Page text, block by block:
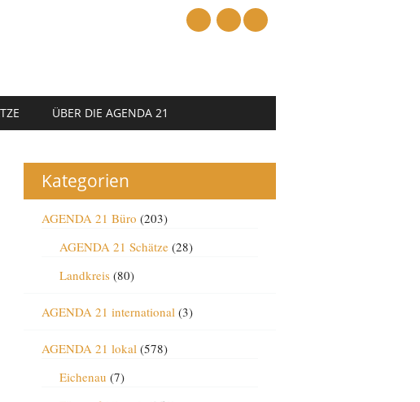
ÜBER DIE AGENDA 21
Kategorien
AGENDA 21 Büro (203)
AGENDA 21 Schätze(28)
Landkreis(80)
AGENDA 21 international(3)
AGENDA 21 lokal(578)
Eichenau (7)